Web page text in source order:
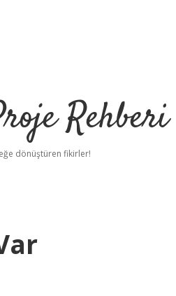
Rehberi
dönüştüren fikirler!